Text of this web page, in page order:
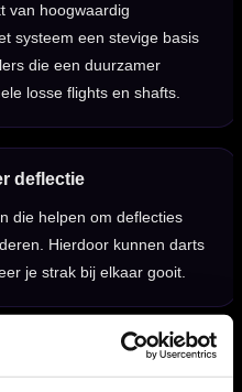
van hoogwaardig
systeem een stevige basis
die een duurzamer
losse flights en shafts.
deflectie
die helpen om deflecties
Hierdoor kunnen darts
je strak bij elkaar gooit.